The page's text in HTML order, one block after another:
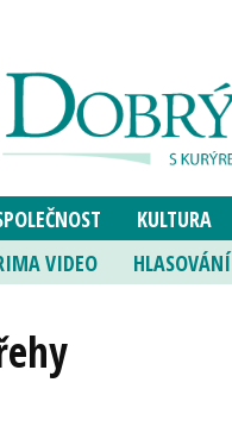
KULTURA
VIDEO HLASOVÁNÍ